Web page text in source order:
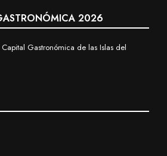
2026
Gastronómica de las Islas del